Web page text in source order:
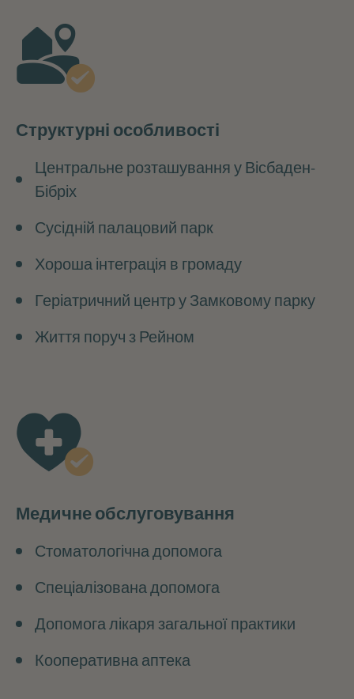
Структурні особливості
Центральне розташування у Вісбаден-
Бібріх
Сусідній палацовий парк
Хороша інтеграція в громаду
Геріатричний центр у Замковому парку
Життя поруч з Рейном
Медичне обслуговування
Стоматологічна допомога
Спеціалізована допомога
Допомога лікаря загальної практики
Кооперативна аптека